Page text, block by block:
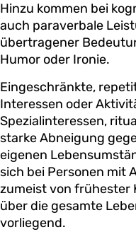
Hinzu kommen bei
auch paraverbale
übertragener
Humor oder Ironie.
Eingeschränkte,
Interessen oder
Spezialinteressen,
starke Abneigung
eigenen
sich bei Personen mit
zumeist von frühester
über die gesamte
vorliegend.